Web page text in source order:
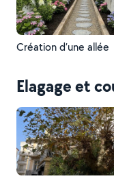
Création d’une allée
Elagage et